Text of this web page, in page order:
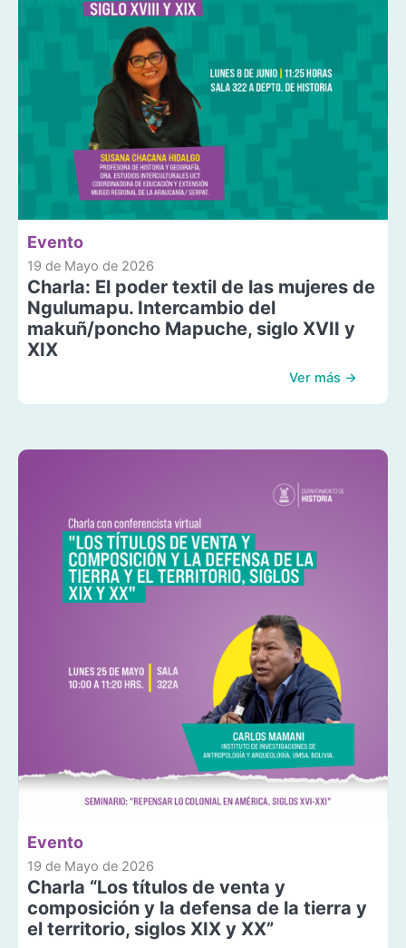
Evento
19 de Mayo de 2026
Charla: El poder textil de las mujeres de
Ngulumapu. Intercambio del
makuñ/poncho Mapuche, siglo XVII y
XIX
Ver más →
Evento
19 de Mayo de 2026
Charla “Los títulos de venta y
composición y la defensa de la tierra y
el territorio, siglos XIX y XX”